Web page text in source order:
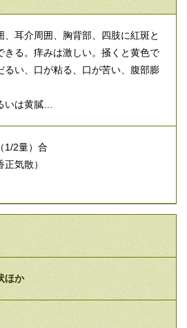
耳介周囲、胸背部、四肢に紅斑と
きる。痒みは激しい。掻くと黄色で
るい、口が粘る、口が苦い、腹部膨
いは黄膩…
1/2量）合
気散）
ほか